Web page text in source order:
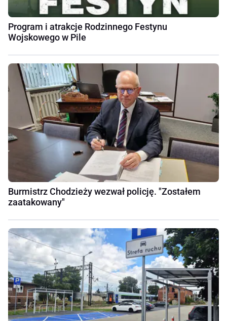
Program i atrakcje Rodzinnego Festynu
Wojskowego w Pile
Burmistrz Chodzieży wezwał policję. "Zostałem
zaatakowany"